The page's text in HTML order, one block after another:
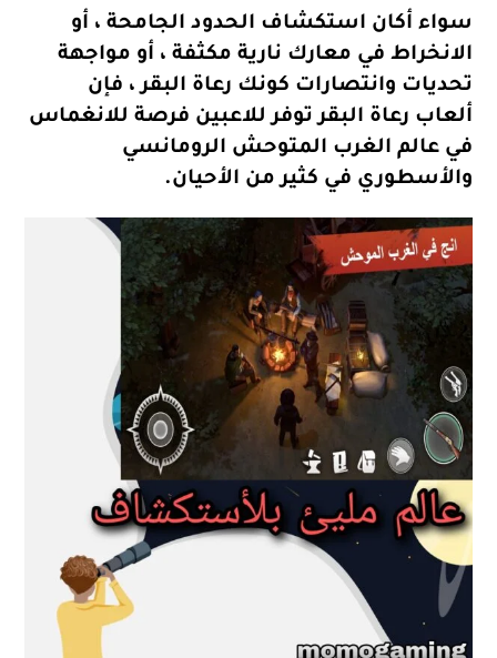
سواء أكان استكشاف الحدود الجامحة ، أو
الانخراط في معارك نارية مكثفة ، أو مواجهة
تحديات وانتصارات كونك رعاة البقر ، فإن
ألعاب رعاة البقر توفر للاعبين فرصة للانغماس
في عالم الغرب المتوحش الرومانسي
والأسطوري في كثير من الأحيان.